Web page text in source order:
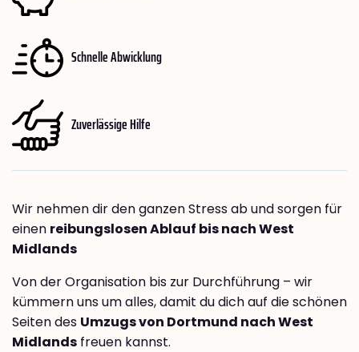
Schnelle Abwicklung
Zuverlässige Hilfe
Wir nehmen dir den ganzen Stress ab und sorgen für
einen reibungslosen Ablauf bis nach West
Midlands
Von der Organisation bis zur Durchführung – wir
kümmern uns um alles, damit du dich auf die schönen
Seiten des Umzugs von Dortmund nach West
Midlands freuen kannst.